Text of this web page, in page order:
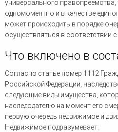
универсального правопреемства,
одномоментно и в качестве
может происходить в порядке
осуществляться в соответствии
Что включено в
Согласно статье номер 1112
Российской Федерации,
следующие виды имущества,
наследодателю на момент его
первую очередь недвижимое и
Недвижимое подразумевает: